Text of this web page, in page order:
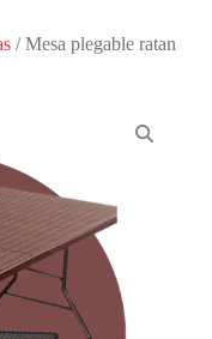
/ Mesa plegable ratan